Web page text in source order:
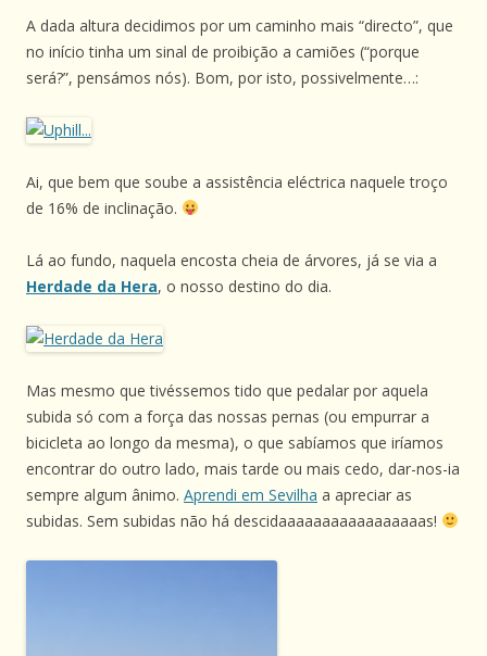
A dada altura decidimos por um caminho mais “directo”, que
no início tinha um sinal de proibição a camiões (“porque
será?”, pensámos nós). Bom, por isto, possivelmente…:
Ai, que bem que soube a assistência eléctrica naquele troço
de 16% de inclinação.
Lá ao fundo, naquela encosta cheia de árvores, já se via a
Herdade da Hera, o nosso destino do dia.
Mas mesmo que tivéssemos tido que pedalar por aquela
subida só com a força das nossas pernas (ou empurrar a
bicicleta ao longo da mesma), o que sabíamos que iríamos
encontrar do outro lado, mais tarde ou mais cedo, dar-nos-ia
sempre algum ânimo. Aprendi em Sevilha a apreciar as
subidas. Sem subidas não há descidaaaaaaaaaaaaaaaaas!